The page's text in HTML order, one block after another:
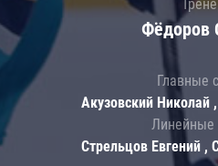
Фёдоров
Главные
Акузовский Николай
Линейные
Стрельцов Евгений ,